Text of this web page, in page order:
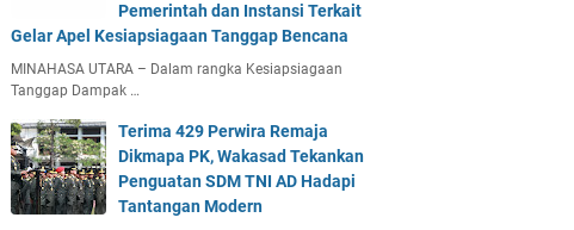
Pemerintah dan Instansi Terkait
Gelar Apel Kesiapsiagaan Tanggap Bencana
MINAHASA UTARA – Dalam rangka Kesiapsiagaan
Tanggap Dampak …
Terima 429 Perwira Remaja
Dikmapa PK, Wakasad Tekankan
Penguatan SDM TNI AD Hadapi
Tantangan Modern